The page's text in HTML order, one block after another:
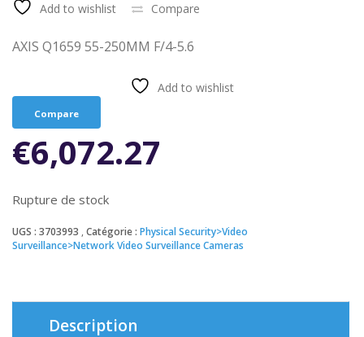
Add to wishlist Compare
AXIS Q1659 55-250MM F/4-5.6
Add to wishlist
Compare
€6,072.27
Rupture de stock
UGS : 3703993 Catégorie : Physical Security>Video
Surveillance>Network Video Surveillance Cameras
Description